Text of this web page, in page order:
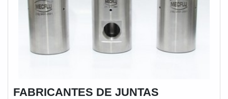
que comprova sua essência de trazer o melhor aos
clientes no mercado.
FABRICANTES DE JUNTAS